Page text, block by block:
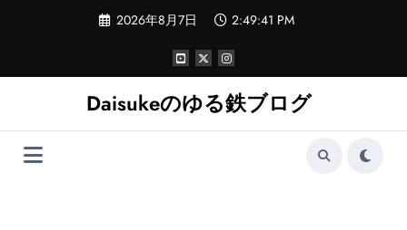
ツ
キ
2026年8月7日 2:49:41 PM
Daisukeのゆる鉄ブログ